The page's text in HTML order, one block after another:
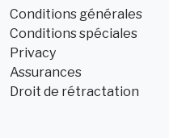
Conditions générales
Conditions spéciales
Privacy
Assurances
Droit de rétractation